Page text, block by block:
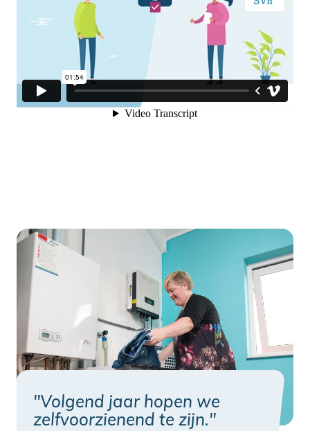
"Volgend jaar hopen we
zelfvoorzienend te zijn."